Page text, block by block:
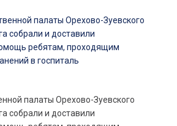
палаты Орехово-Зуевского
собрали и доставили